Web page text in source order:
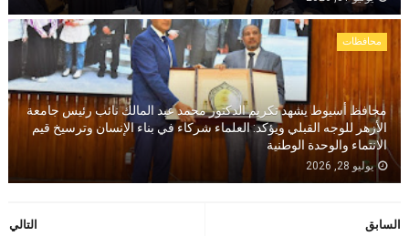
محافظات
محافظ أسيوط يشهد تكريم الدكتور محمد عبد المالك نائب رئيس جامعة
الأزهر للوجه القبلي ويؤكد: العلماء شركاء في بناء الإنسان وترسيخ قيم
الانتماء والوحدة الوطنية
يوليو 28, 2026
التالي
السابق